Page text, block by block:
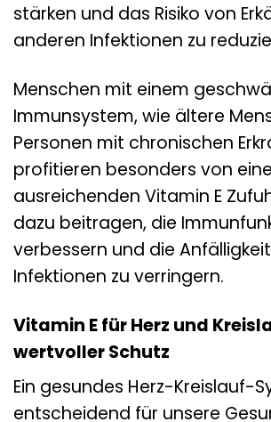
stärken und das Risiko von
anderen Infektionen zu
Menschen mit einem
Immunsystem, wie ältere
Personen mit chronischen
profitieren besonders von
ausreichenden Vitamin E
dazu beitragen, die
verbessern und die
Infektionen zu verringern.
Vitamin E für Herz und
wertvoller Schutz
Ein gesundes Herz-Kreislauf-
entscheidend für unsere